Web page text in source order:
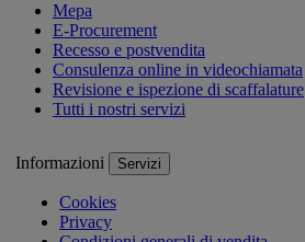
Mepa
E-Procurement
Recesso e postvendita
Consulenza online in videochiamata
Revisione e ispezione di scaffalature
Tutti i nostri servizi
Informazioni Servizi
Cookies
Privacy